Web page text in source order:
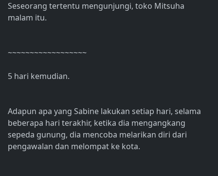
Seseorang tertentu mengunjungi, toko Mitsuha
malam itu.
~~~~~~~~~~~~~~~~~~
5 hari kemudian.
Adapun apa yang Sabine lakukan setiap hari, selama
beberapa hari terakhir, ketika dia mengangkang
sepeda gunung, dia mencoba melarikan diri dari
pengawalan dan melompat ke kota.